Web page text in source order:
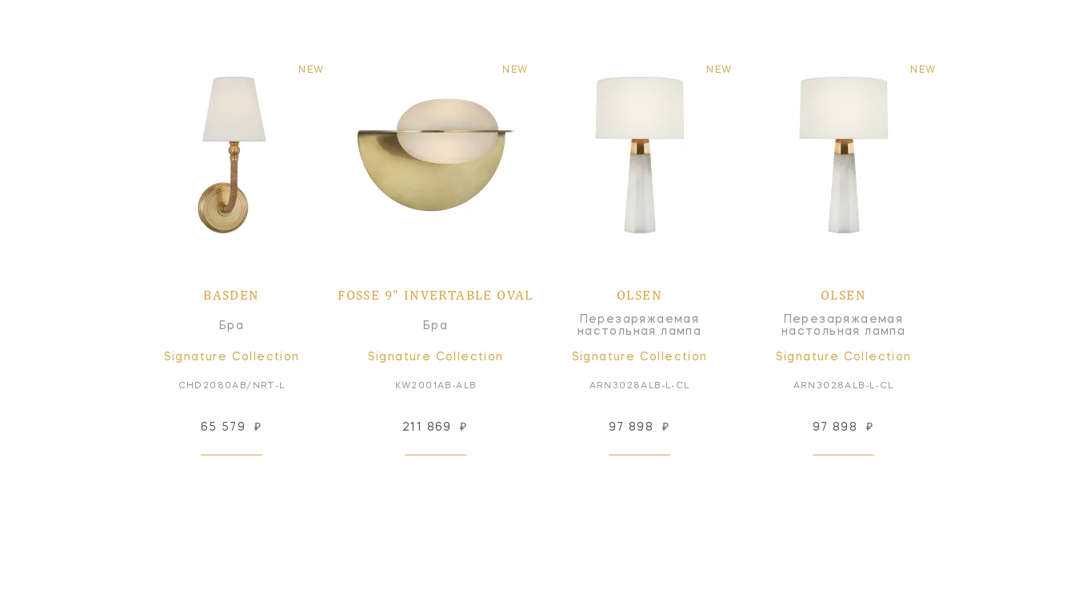
NEW
BASDEN
Бра
Signature Collection
CHD2080AB/NRT-L
65 579 ₽
NEW
FOSSE 9" INVERTABLE OVAL
Бра
Signature Collection
KW2001AB-ALB
211 869 ₽
NEW
OLSEN
Перезаряжаемая
настольная лампа
Signature Collection
ARN3028ALB-L-CL
97 898 ₽
NEW
OLSEN
Перезаряжаемая
настольная лампа
Signature Collection
ARN3028ALB-L-CL
97 898 ₽